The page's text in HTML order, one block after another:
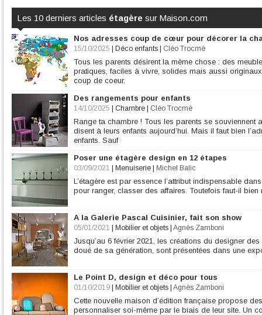
Les 10 derniers articles étagère sur Maison.com
Nos adresses coup de cœur pour décorer la
15/10/2025 | Déco enfants | Cléo Trocmé
Tous les parents désirent la même chose : des
pratiques, faciles à vivre, solides mais aussi
coup de coeur.
Des rangements pour enfants
14/10/2025 | Chambre | Cléo Trocmé
Range ta chambre ! Tous les parents se souviennent
disent à leurs enfants aujourd’hui. Mais il faut bien
enfants. Sauf
Poser une étagère design en 12 étapes
03/09/2021 | Menuiserie | Michel Balic
L’étagère est par essence l’attribut indispensable
pour ranger, classer des affaires. Toutefois faut-il bien
A la Galerie Pascal Cuisinier, fait son show
05/01/2021 | Mobilier et objets | Agnès Zamboni
Jusqu’au 6 février 2021, les créations du designer
doué de sa génération, sont présentées dans une
Le Point D, design et déco pour tous
01/10/2019 | Mobilier et objets | Agnès Zamboni
Cette nouvelle maison d’édition française propose
personnaliser soi-même par le biais de leur site. Un